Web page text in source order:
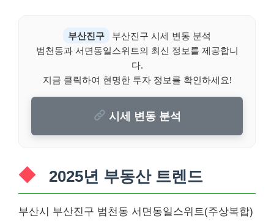
부산진구
부산진구 시세 변동 분석
범천동과 서면동일스위트의 최신 정보를 제공합니
다.
지금 클릭하여 현명한 투자 정보를 확인하세요!
시세 변동 분석
2025년 부동산 트렌드
부산시 부산진구 범천동 서면동일스위트(주상복합)